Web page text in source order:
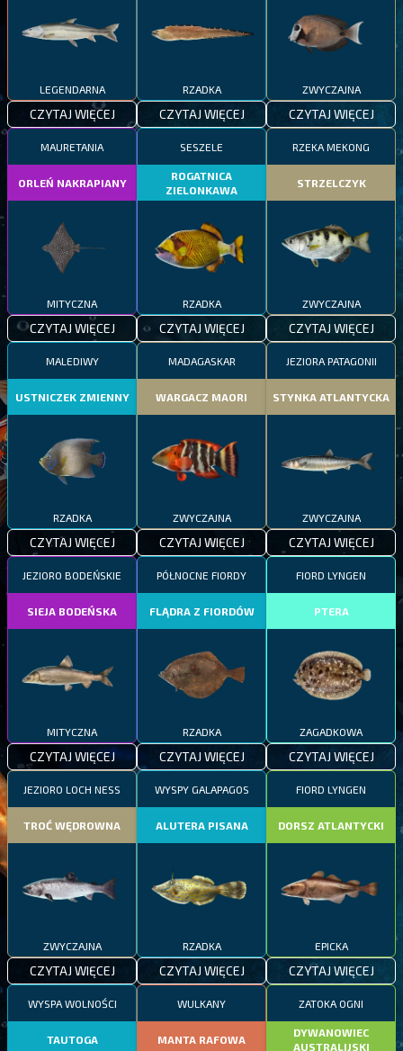
LEGENDARNA
CZYTAJ WIĘCEJ
RZADKA
CZYTAJ WIĘCEJ
ZWYCZAJNA
CZYTAJ WIĘCEJ
MAURETANIA
ORLEŃ NAKRAPIANY
MITYCZNA
CZYTAJ WIĘCEJ
SESZELE
ROGATNICA
ZIELONKAWA
RZADKA
CZYTAJ WIĘCEJ
RZEKA MEKONG
STRZELCZYK
ZWYCZAJNA
CZYTAJ WIĘCEJ
MALEDIWY
USTNICZEK ZMIENNY
RZADKA
CZYTAJ WIĘCEJ
MADAGASKAR
WARGACZ MAORI
ZWYCZAJNA
CZYTAJ WIĘCEJ
JEZIORA PATAGONII
STYNKA ATLANTYCKA
ZWYCZAJNA
CZYTAJ WIĘCEJ
JEZIORO BODEŃSKIE
SIEJA BODEŃSKA
MITYCZNA
CZYTAJ WIĘCEJ
PÓŁNOCNE FIORDY
FLĄDRA Z FIORDÓW
RZADKA
CZYTAJ WIĘCEJ
FIORD LYNGEN
PTERA
ZAGADKOWA
CZYTAJ WIĘCEJ
JEZIORO LOCH NESS
TROĆ WĘDROWNA
ZWYCZAJNA
CZYTAJ WIĘCEJ
WYSPY GALAPAGOS
ALUTERA PISANA
RZADKA
CZYTAJ WIĘCEJ
FIORD LYNGEN
DORSZ ATLANTYCKI
EPICKA
CZYTAJ WIĘCEJ
WYSPA WOLNOŚCI
TAUTOGA
WULKANY
MANTA RAFOWA
ZATOKA OGNI
DYWANOWIEC
AUSTRALIJSKI